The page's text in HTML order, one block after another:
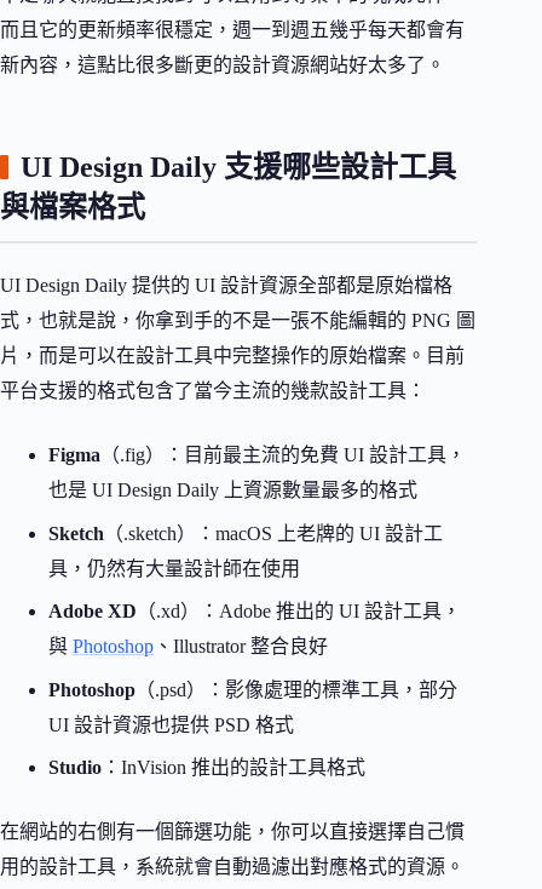
而且它的更新頻率很穩定，週一到週五幾乎每天都會有
新內容，這點比很多斷更的設計資源網站好太多了。
UI Design Daily 支援哪些設計工具
與檔案格式
UI Design Daily 提供的 UI 設計資源全部都是原始檔格
式，也就是說，你拿到手的不是一張不能編輯的 PNG 圖
片，而是可以在設計工具中完整操作的原始檔案。目前
平台支援的格式包含了當今主流的幾款設計工具：
Figma （.fig）：目前最主流的免費 UI 設計工具，
也是 UI Design Daily 上資源數量最多的格式
Sketch （.sketch）：macOS 上老牌的 UI 設計工
具，仍然有大量設計師在使用
Adobe XD （.xd）：Adobe 推出的 UI 設計工具，
與 Photoshop 、Illustrator 整合良好
Photoshop （.psd）：影像處理的標準工具，部分
UI 設計資源也提供 PSD 格式
Studio ：InVision 推出的設計工具格式
在網站的右側有一個篩選功能，你可以直接選擇自己慣
用的設計工具，系統就會自動過濾出對應格式的資源。